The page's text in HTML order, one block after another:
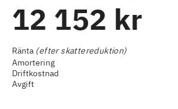
12 152 kr
Ränta (efter skattereduktion)
Amortering
Driftkostnad
Avgift